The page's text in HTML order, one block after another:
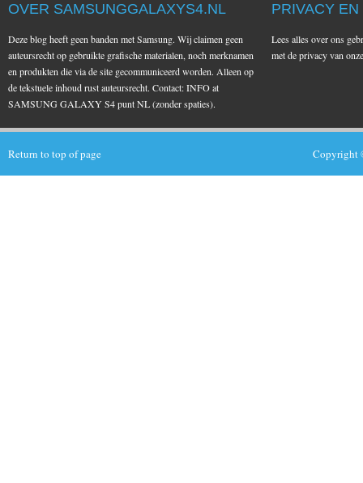
OVER SAMSUNGGALAXYS4.NL
Deze blog heeft geen banden met Samsung. Wij claimen geen
auteursrecht op gebruikte grafische materialen, noch merknamen
en produkten die via de site gecommuniceerd worden. Alleen op
de tekstuele inhoud rust auteursrecht. Contact: INFO at
SAMSUNG GALAXY S4 punt NL (zonder spaties).
PRIVACY
Lees alles over ons
met de privacy van
Return to top of page Copyright